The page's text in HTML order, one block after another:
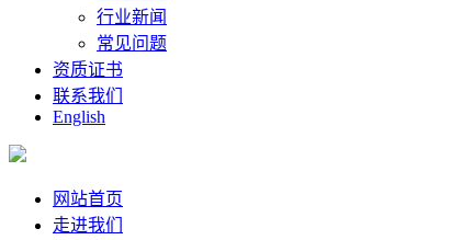
行业新闻
常见问题
资质证书
联系我们
English
网站首页
走进我们